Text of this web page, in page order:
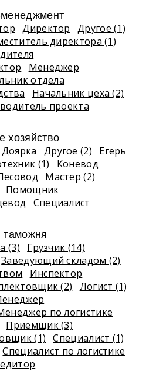
менеджмент
Директор
Другое (1)
директора (1)
Менеджер
отдела
Начальник цеха (2)
проекта
хозяйство
Доярка Другое (2)
Егерь
(1)
Коневод
Мастер (2)
Помощник
Специалист
таможня
(3)
Грузчик (14)
Заведующий складом (2)
Инспектор
(2)
Логист (1)
по логистике
Приемщик (3)
(1)
Специалист (1)
Специалист по логистике